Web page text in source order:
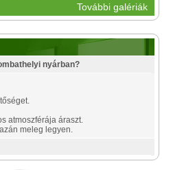
További galériák
nyárban?
atmoszférája áraszt.
meleg legyen.